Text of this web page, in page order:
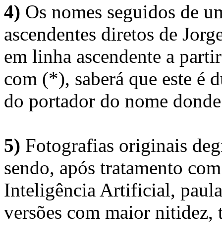
4) Os nomes seguidos de
ascendentes diretos de
em linha ascendente a
com (*), saberá que este é
do portador do nome
5) Fotografias originais
sendo, após tratamento
Inteligência Artificial,
versões com maior nitidez,